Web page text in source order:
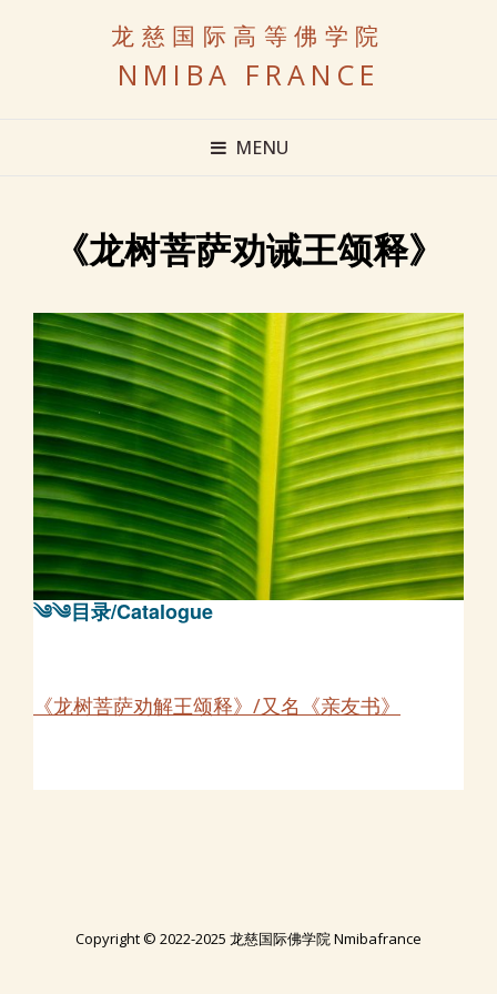
龙慈国际高等佛学院
NMIBA FRANCE
MENU
《龙树菩萨劝诫王颂释》
༄༄目录/Catalogue
《龙树菩萨劝解王颂释》/又名《亲友书》
Copyright © 2022-2025 龙慈国际佛学院 Nmibafrance